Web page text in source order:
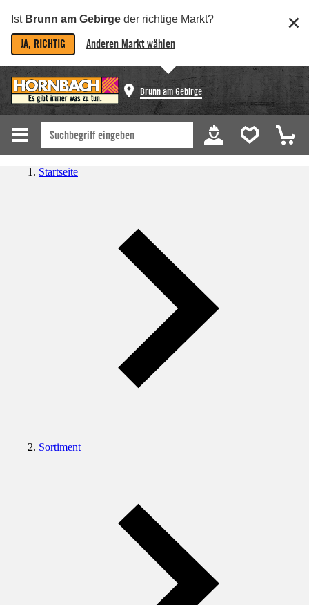
Ist Brunn am Gebirge der richtige Markt?
JA, RICHTIG Anderen Markt wählen
Brunn am Gebirge
Startseite
Sortiment